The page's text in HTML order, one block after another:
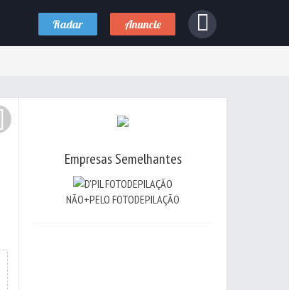
Radar Anuncie
Empresas Semelhantes
NÃO+PELO FOTODEPILAÇÃO